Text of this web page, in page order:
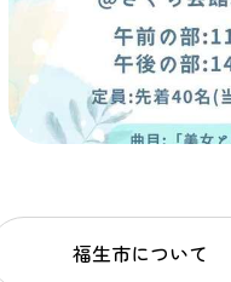
福生市について